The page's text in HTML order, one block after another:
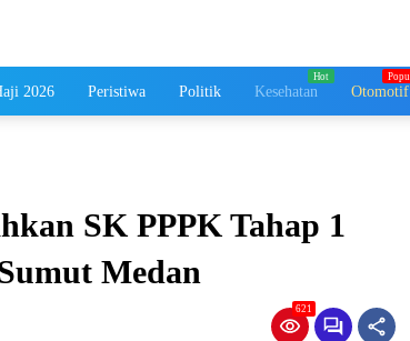
2026 Peristiwa Politik Kesehatan Otomotif
SK PPPK Tahap 1
Medan
621